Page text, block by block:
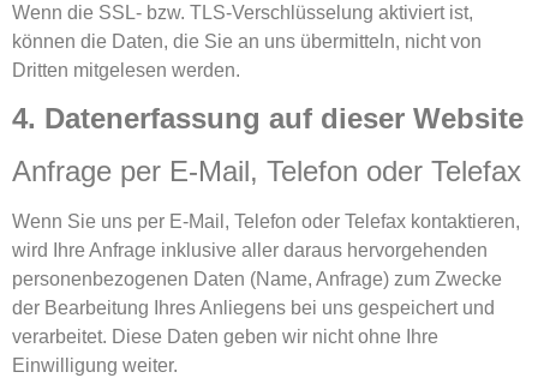
Wenn die SSL- bzw. TLS-Verschlüsselung aktiviert ist,
können die Daten, die Sie an uns übermitteln, nicht von
Dritten mitgelesen werden.
4. Datenerfassung auf dieser Website
Anfrage per E-Mail, Telefon oder Telefax
Wenn Sie uns per E-Mail, Telefon oder Telefax kontaktieren,
wird Ihre Anfrage inklusive aller daraus hervorgehenden
personenbezogenen Daten (Name, Anfrage) zum Zwecke
der Bearbeitung Ihres Anliegens bei uns gespeichert und
verarbeitet. Diese Daten geben wir nicht ohne Ihre
Einwilligung weiter.